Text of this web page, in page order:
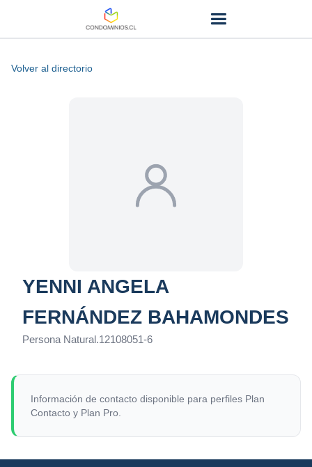
Volver al directorio
YENNI ANGELA
FERNÁNDEZ BAHAMONDES
Persona Natural.12108051-6
Información de contacto disponible para perfiles Plan
Contacto y Plan Pro.